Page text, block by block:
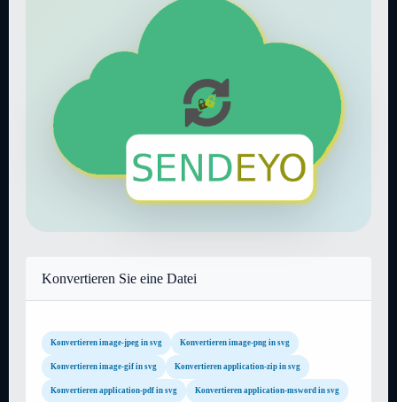
Konvertieren Sie eine Datei
Konvertieren image-jpeg in svg Konvertieren image-png in svg
Konvertieren image-gif in svg Konvertieren application-zip in svg
Konvertieren application-pdf in svg Konvertieren application-msword in svg